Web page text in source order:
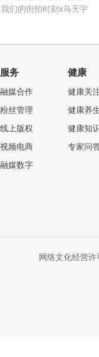
我们的街拍时刻x马天宇
服务
融媒合作
粉丝管理
线上版权
视频电商
融媒数字
健康
健康关
健康养
健康知
专家问
网络文化经营许